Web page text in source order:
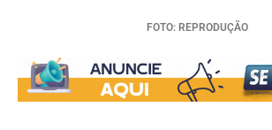
FOTO: REPRODUÇÃO